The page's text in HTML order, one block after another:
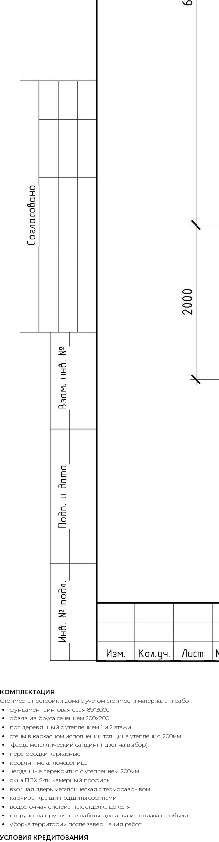
КОМПЛЕКТАЦИЯ
Стоимость постройки дома с учетом стоимости материала и работ:
фундамент винтовая свая 89*3000
обвяз из бруса сечением 200х200
пол деревянный с утеплением 1 и 2 этажи
стены в каркасном исполнении толщина утепления 200мм
фасад металлический сайдинг ( цвет на выбор)
перегородки каркасные
кровля - металлочерепица
чердачные перекрытия с утеплением 200мм
окна ПВХ 5-ти камерный профиль
входная дверь металлическая с терморазрывом
карнизы крыши подшиты софитами
водосточная система пвх, отделка цоколя
погрузо-разгрузочные работы, доставка материала на объект
уборка территории после завершения работ
УСЛОВИЯ КРЕДИТОВАНИЯ